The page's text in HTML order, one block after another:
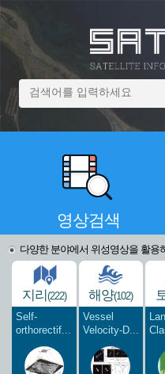
영상검색
다양한 분야에서 위성영상을 활용
지리(222)
Self-
orthorectif...
해양(102)
Vessel
Velocity-D...